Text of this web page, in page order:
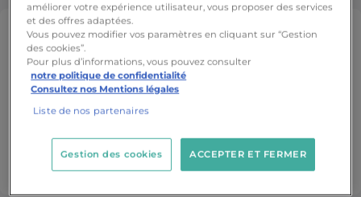
Formation Audiovisuel
Formation Bâtiment
Numérique
améliorer votre expérience utilisateur, vous proposer des services
et des offres adaptées.
Vous pouvez modifier vos paramètres en cliquant sur “Gestion
des cookies”.
Pour plus d’informations, vous pouvez consulter
notre politique de confidentialité
Consultez nos Mentions légales
Liste de nos partenaires
ACCEPTER ET FERMER
Gestion des cookies